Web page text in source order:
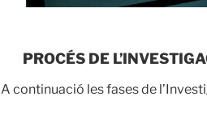
PROCÉS DE
A continuació les fases de